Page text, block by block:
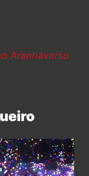
Aranhaverso